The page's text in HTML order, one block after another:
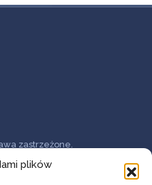
plików
zastrzeżone.